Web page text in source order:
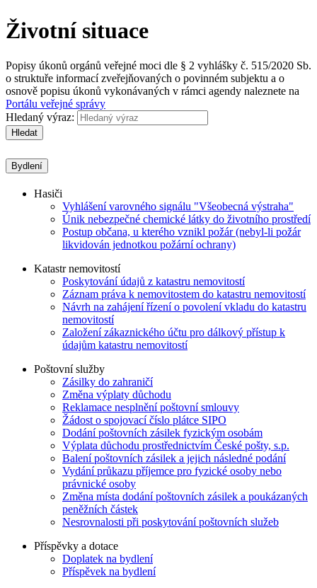
Životní situace
Popisy úkonů orgánů veřejné moci dle § 2 vyhlášky č. 515/2020 Sb.
o struktuře informací zveřejňovaných o povinném subjektu a o
osnově popisu úkonů vykonávaných v rámci agendy naleznete na
Portálu veřejné správy
Hledaný výraz:
Hledat
Bydlení
Hasiči
Vyhlášení varovného signálu "Všeobecná výstraha"
Únik nebezpečné chemické látky do životního prostředí
Postup občana, u kterého vznikl požár (nebyl-li požár
likvidován jednotkou požární ochrany)
Katastr nemovitostí
Poskytování údajů z katastru nemovitostí
Záznam práva k nemovitostem do katastru nemovitostí
Návrh na zahájení řízení o povolení vkladu do katastru
nemovitostí
Založení zákaznického účtu pro dálkový přístup k
údajům katastru nemovitostí
Poštovní služby
Zásilky do zahraničí
Změna výplaty důchodu
Reklamace nesplnění poštovní smlouvy
Žádost o spojovací číslo plátce SIPO
Dodání poštovních zásilek fyzickým osobám
Výplata důchodu prostřednictvím České pošty, s.p.
Balení poštovních zásilek a jejich následné podání
Vydání průkazu příjemce pro fyzické osoby nebo
právnické osoby
Změna místa dodání poštovních zásilek a poukázaných
peněžních částek
Nesrovnalosti při poskytování poštovních služeb
Příspěvky a dotace
Doplatek na bydlení
Příspěvek na bydlení